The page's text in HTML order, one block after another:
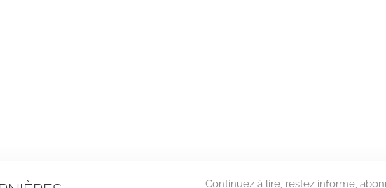
Continuez à lire, restez informé,